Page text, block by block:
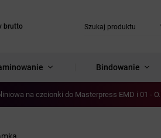
brutto
Bindowanie
na czcionki do Masterpress EMD i 01 -